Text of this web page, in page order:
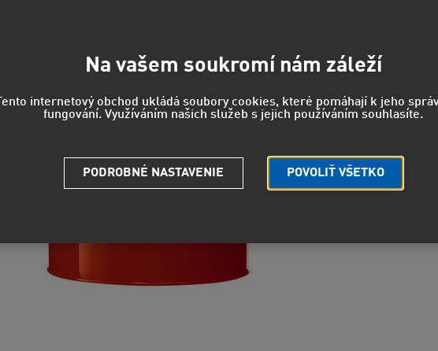
U predajcov
EUH208 -
Na vašem soukromí nám záleží
Tento internetový obchod ukládá soubory cookies, které pomáhají k jeho
fungování. Využíváním našich služeb s jejich používáním souhlasíte.
POVOLIŤ VŠETKO
PODROBNÉ NASTAVENIE